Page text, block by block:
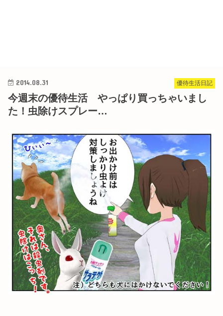
優待生活日記
2014.08.31
今週末の優待生活 やっぱり買っちゃいまし
た！虫除けスプレー…